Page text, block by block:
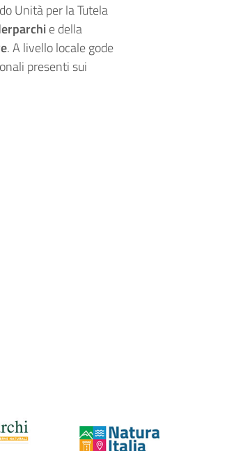
Unità per la Tutela
e della
. A livello locale gode
presenti sui